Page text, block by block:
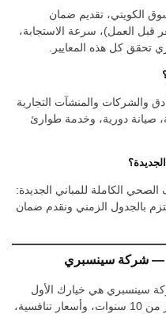
السوق الكويتي، تقديم ضمان
العمل)، سرعة الاستجابة،
كل هذه المعايير.
والشركات والمنشآت التجارية
دورية، وخدمة طوارئ
الكاملة للمباني الجديدة:
بالجدول الزمني ونقدم ضمان
— شركة سينسبري
سينسبري هي خيارك الأول
لخدمات فني صحي حولي — بخبرة أكثر من 10 سنوات، وأسعار تنافسية،